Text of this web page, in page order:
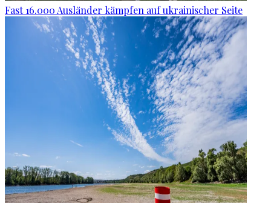
Fast 16.000 Ausländer kämpfen auf ukrainischer Seite